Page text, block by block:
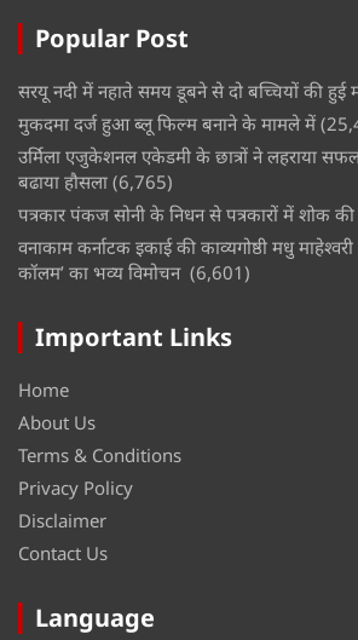
Popular Post
सरयू नदी में नहाते समय डूबने से दो बच्चियों की हुई
मुकदमा दर्ज हुआ ब्लू फिल्म बनाने के मामले में
उर्मिला एजुकेशनल एकेडमी के छात्रों ने लहराया
बढाया हौसला (6,765)
पत्रकार पंकज सोनी के निधन से पत्रकारों में शोक
वनाकाम कर्नाटक इकाई की काव्यगोष्ठी मधु
कॉलम’ का भव्य विमोचन (6,601)
Important Links
Home
About Us
Terms & Conditions
Privacy Policy
Disclaimer
Contact Us
Language